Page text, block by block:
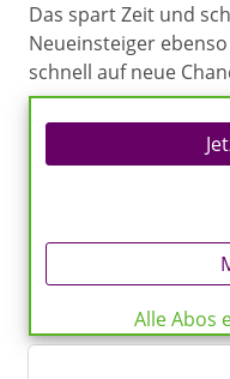
Das spart Zeit und
Neueinsteiger
schnell auf neue
Alle Abos